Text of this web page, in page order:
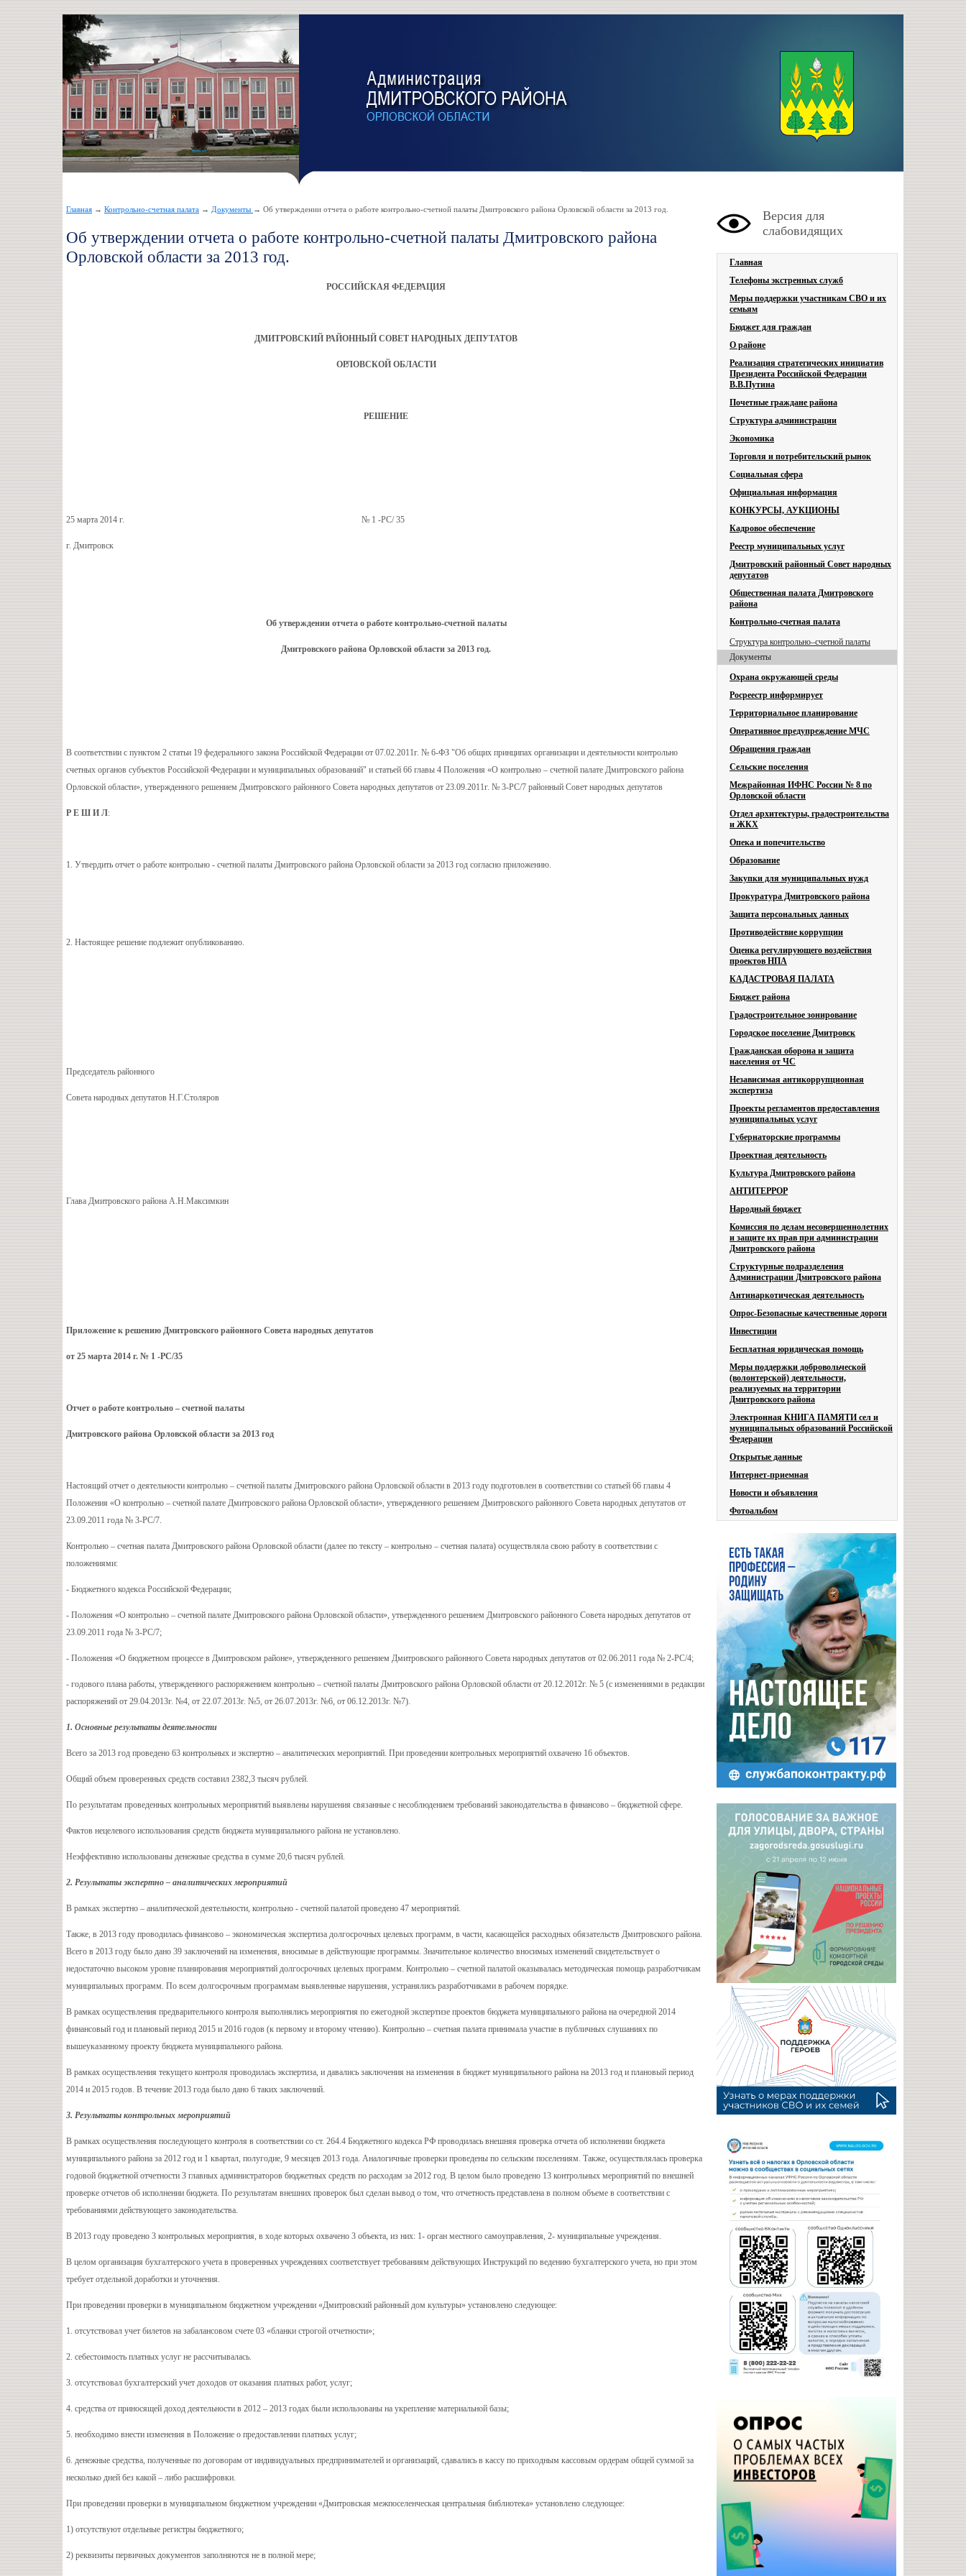
Главная → Контрольно-счетная палата → Документы → Об утверждении отчета о работе контрольно-счетной палаты Дмитровского района Орловской области за 2013 год.
Об утверждении отчета о работе контрольно-счетной палаты Дмитровского района
Орловской области за 2013 год.
РОССИЙСКАЯ ФЕДЕРАЦИЯ
ДМИТРОВСКИЙ РАЙОННЫЙ СОВЕТ НАРОДНЫХ ДЕПУТАТОВ
ОРЛОВСКОЙ ОБЛАСТИ
РЕШЕНИЕ
25 марта 2014 г. № 1 -РС/ 35
г. Дмитровск
Об утверждении отчета о работе контрольно-счетной палаты
Дмитровского района Орловской области за 2013 год.
В соответствии с пунктом 2 статьи 19 федерального закона Российской Федерации от 07.02.2011г. № 6-ФЗ "Об общих принципах организации и деятельности контрольно
счетных органов субъектов Российской Федерации и муниципальных образований" и статьей 66 главы 4 Положения «О контрольно – счетной палате Дмитровского района
Орловской области», утвержденного решением Дмитровского районного Совета народных депутатов от 23.09.2011г. № 3-РС/7 районный Совет народных депутатов
Р Е Ш И Л:
1. Утвердить отчет о работе контрольно - счетной палаты Дмитровского района Орловской области за 2013 год согласно приложению.
2. Настоящее решение подлежит опубликованию.
Председатель районного
Совета народных депутатов Н.Г.Столяров
Глава Дмитровского района А.Н.Максимкин
Приложение к решению Дмитровского районного Совета народных депутатов
от 25 марта 2014 г. № 1 -РС/35
Отчет о работе контрольно – счетной палаты
Дмитровского района Орловской области за 2013 год
Настоящий отчет о деятельности контрольно – счетной палаты Дмитровского района Орловской области в 2013 году подготовлен в соответствии со статьей 66 главы 4
Положения «О контрольно – счетной палате Дмитровского района Орловской области», утвержденного решением Дмитровского районного Совета народных депутатов от
23.09.2011 года № 3-РС/7.
Контрольно – счетная палата Дмитровского района Орловской области (далее по тексту – контрольно – счетная палата) осуществляла свою работу в соответствии с
положениями:
- Бюджетного кодекса Российской Федерации;
- Положения «О контрольно – счетной палате Дмитровского района Орловской области», утвержденного решением Дмитровского районного Совета народных депутатов от
23.09.2011 года № 3-РС/7;
- Положения «О бюджетном процессе в Дмитровском районе», утвержденного решением Дмитровского районного Совета народных депутатов от 02.06.2011 года № 2-РС/4;
- годового плана работы, утвержденного распоряжением контрольно – счетной палаты Дмитровского района Орловской области от 20.12.2012г. № 5 (с изменениями в редакции
распоряжений от 29.04.2013г. №4, от 22.07.2013г. №5, от 26.07.2013г. №6, от 06.12.2013г. №7).
1. Основные результаты деятельности
Всего за 2013 год проведено 63 контрольных и экспертно – аналитических мероприятий. При проведении контрольных мероприятий охвачено 16 объектов.
Общий объем проверенных средств составил 2382,3 тысяч рублей.
По результатам проведенных контрольных мероприятий выявлены нарушения связанные с несоблюдением требований законодательства в финансово – бюджетной сфере.
Фактов нецелевого использования средств бюджета муниципального района не установлено.
Неэффективно использованы денежные средства в сумме 20,6 тысяч рублей.
2. Результаты экспертно – аналитических мероприятий
В рамках экспертно – аналитической деятельности, контрольно - счетной палатой проведено 47 мероприятий.
Также, в 2013 году проводилась финансово – экономическая экспертиза долгосрочных целевых программ, в части, касающейся расходных обязательств Дмитровского района.
Всего в 2013 году было дано 39 заключений на изменения, вносимые в действующие программы. Значительное количество вносимых изменений свидетельствует о
недостаточно высоком уровне планирования мероприятий долгосрочных целевых программ. Контрольно – счетной палатой оказывалась методическая помощь разработчикам
муниципальных программ. По всем долгосрочным программам выявленные нарушения, устранялись разработчиками в рабочем порядке.
В рамках осуществления предварительного контроля выполнялись мероприятия по ежегодной экспертизе проектов бюджета муниципального района на очередной 2014
финансовый год и плановый период 2015 и 2016 годов (к первому и второму чтению). Контрольно – счетная палата принимала участие в публичных слушаниях по
вышеуказанному проекту бюджета муниципального района.
В рамках осуществления текущего контроля проводилась экспертиза, и давались заключения на изменения в бюджет муниципального района на 2013 год и плановый период
2014 и 2015 годов. В течение 2013 года было дано 6 таких заключений.
3. Результаты контрольных мероприятий
В рамках осуществления последующего контроля в соответствии со ст. 264.4 Бюджетного кодекса РФ проводилась внешняя проверка отчета об исполнении бюджета
муниципального района за 2012 год и 1 квартал, полугодие, 9 месяцев 2013 года. Аналогичные проверки проведены по сельским поселениям. Также, осуществлялась проверка
годовой бюджетной отчетности 3 главных администраторов бюджетных средств по расходам за 2012 год. В целом было проведено 13 контрольных мероприятий по внешней
проверке отчетов об исполнении бюджета. По результатам внешних проверок был сделан вывод о том, что отчетность представлена в полном объеме в соответствии с
требованиями действующего законодательства.
В 2013 году проведено 3 контрольных мероприятия, в ходе которых охвачено 3 объекта, из них: 1- орган местного самоуправления, 2- муниципальные учреждения.
В целом организация бухгалтерского учета в проверенных учреждениях соответствует требованиям действующих Инструкций по ведению бухгалтерского учета, но при этом
требует отдельной доработки и уточнения.
При проведении проверки в муниципальном бюджетном учреждении «Дмитровский районный дом культуры» установлено следующее:
1. отсутствовал учет билетов на забалансовом счете 03 «бланки строгой отчетности»;
2. себестоимость платных услуг не рассчитывалась.
3. отсутствовал бухгалтерский учет доходов от оказания платных работ, услуг;
4. средства от приносящей доход деятельности в 2012 – 2013 годах были использованы на укрепление материальной базы;
5. необходимо внести изменения в Положение о предоставлении платных услуг;
6. денежные средства, полученные по договорам от индивидуальных предпринимателей и организаций, сдавались в кассу по приходным кассовым ордерам общей суммой за
несколько дней без какой – либо расшифровки.
При проведении проверки в муниципальном бюджетном учреждении «Дмитровская межпоселенческая центральная библиотека» установлено следующее:
1) отсутствуют отдельные регистры бюджетного;
2) реквизиты первичных документов заполняются не в полной мере;
Версия для
слабовидящих
Главная
Телефоны экстренных служб
Меры поддержки участникам СВО и их
семьям
Бюджет для граждан
О районе
Реализация стратегических инициатив
Президента Российской Федерации
В.В.Путина
Почетные граждане района
Структура администрации
Экономика
Торговля и потребительский рынок
Социальная сфера
Официальная информация
КОНКУРСЫ, АУКЦИОНЫ
Кадровое обеспечение
Реестр муниципальных услуг
Дмитровский районный Совет народных
депутатов
Общественная палата Дмитровского
района
Контрольно-счетная палата
Структура контрольно–счетной палаты
Документы
Охрана окружающей среды
Росреестр информирует
Территориальное планирование
Оперативное предупреждение МЧС
Обращения граждан
Сельские поселения
Межрайонная ИФНС России № 8 по
Орловской области
Отдел архитектуры, градостроительства
и ЖКХ
Опека и попечительство
Образование
Закупки для муниципальных нужд
Прокуратура Дмитровского района
Защита персональных данных
Противодействие коррупции
Оценка регулирующего воздействия
проектов НПА
КАДАСТРОВАЯ ПАЛАТА
Бюджет района
Градостроительное зонирование
Городское поселение Дмитровск
Гражданская оборона и защита
населения от ЧС
Независимая антикоррупционная
экспертиза
Проекты регламентов предоставления
муниципальных услуг
Губернаторские программы
Проектная деятельность
Культура Дмитровского района
АНТИТЕРРОР
Народный бюджет
Комиссия по делам несовершеннолетних
и защите их прав при администрации
Дмитровского района
Структурные подразделения
Администрации Дмитровского района
Антинаркотическая деятельность
Опрос-Безопасные качественные дороги
Инвестиции
Бесплатная юридическая помощь
Меры поддержки добровольческой
(волонтерской) деятельности,
реализуемых на территории
Дмитровского района
Электронная КНИГА ПАМЯТИ сел и
муниципальных образований Российской
Федерации
Открытые данные
Интернет-приемная
Новости и объявления
Фотоальбом